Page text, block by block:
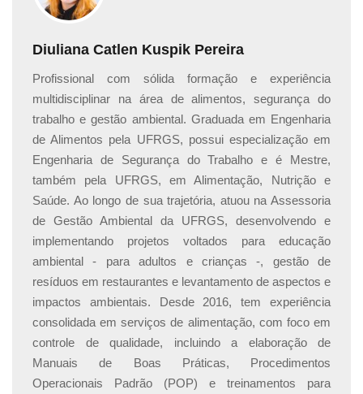
do Trabalho em Cozinhas?
O conteúdo do nossoCurso de Segurança do
Trabalho em Cozinhas Online é Gratuito
, assim
como a grande maioria dos cursos da nossa plataforma
Certificado Cursos Online! No entanto, apenas para
lembrar, há uma taxa para a emissão do certificado no
valor deR$ 49,90 (O certificado é uma opção para os
alunos, e eles têm a liberdade de se inscreverem em
quantos cursos gratuitos desejarem, sem
limitações, mesmo sem a intenção de obter
certificados de todos ou de nenhum deles)
Essa taxa pode ser paga via boleto, cartão de crédito ou
PIX, conforme a sua preferência.
Quanto tempo dura um curso de
Segurança do Trabalho em Cozinhas?
Diuliana Catlen Kuspik Pereira
Profissional com sólida formação e experiência
multidisciplinar na área de alimentos, segurança do
trabalho e gestão ambiental. Graduada em Engenharia
de Alimentos pela UFRGS, possui especialização em
Engenharia de Segurança do Trabalho e é Mestre,
também pela UFRGS, em Alimentação, Nutrição e
Saúde. Ao longo de sua trajetória, atuou na Assessoria
de Gestão Ambiental da UFRGS, desenvolvendo e
implementando projetos voltados para educação
ambiental - para adultos e crianças -, gestão de
resíduos em restaurantes e levantamento de aspectos e
impactos ambientais. Desde 2016, tem experiência
consolidada em serviços de alimentação, com foco em
controle de qualidade, incluindo a elaboração de
Manuais de Boas Práticas, Procedimentos
Operacionais Padrão (POP) e treinamentos para